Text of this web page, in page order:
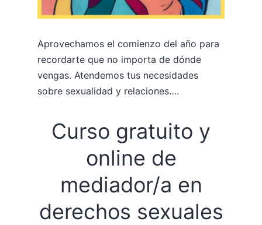
Aprovechamos el comienzo del año para
recordarte que no importa de dónde
vengas. Atendemos tus necesidades
sobre sexualidad y relaciones….
Curso gratuito y
online de
mediador/a en
derechos sexuales